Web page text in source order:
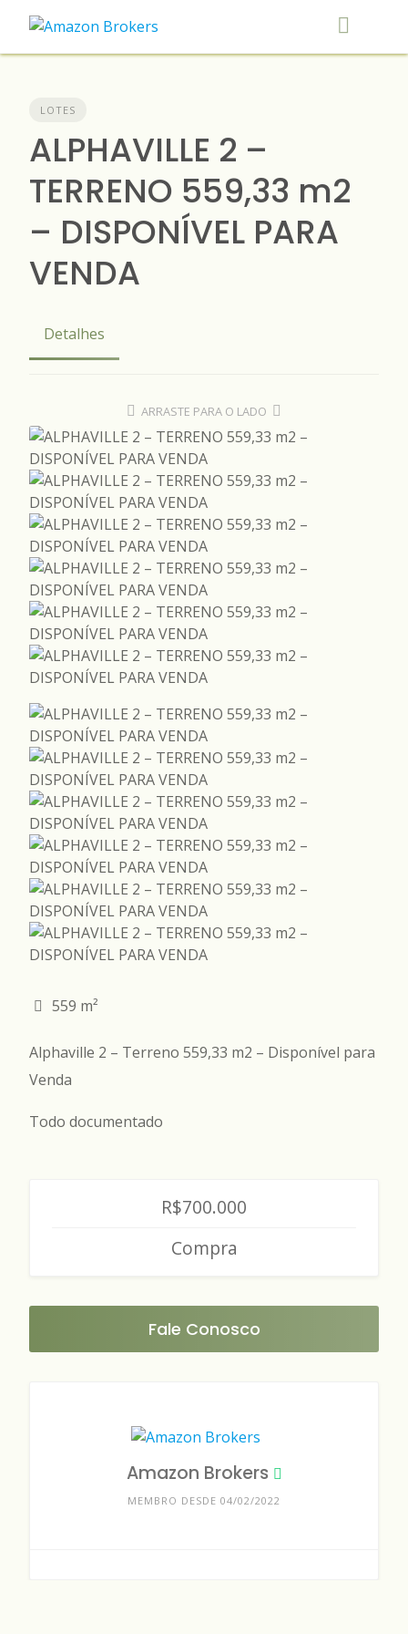
content
LOTES
ALPHAVILLE 2 –
TERRENO 559,33 m2
– DISPONÍVEL PARA
VENDA
Detalhes
ARRASTE PARA O LADO
559 m²
Alphaville 2 – Terreno 559,33 m2 – Disponível para
Venda
Todo documentado
R$700.000
Compra
Fale Conosco
Amazon Brokers
MEMBRO DESDE 04/02/2022